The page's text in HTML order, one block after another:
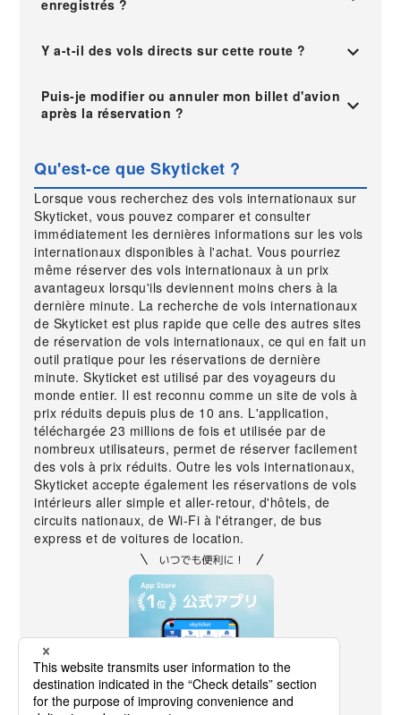
enregistrés ?
Y a-t-il des vols directs sur cette route ?
Puis-je modifier ou annuler mon billet d'avion
après la réservation ?
Qu'est-ce que Skyticket ?
Lorsque vous recherchez des vols internationaux sur
Skyticket, vous pouvez comparer et consulter
immédiatement les dernières informations sur les vols
internationaux disponibles à l'achat. Vous pourriez
même réserver des vols internationaux à un prix
avantageux lorsqu'ils deviennent moins chers à la
dernière minute. La recherche de vols internationaux
de Skyticket est plus rapide que celle des autres sites
de réservation de vols internationaux, ce qui en fait un
outil pratique pour les réservations de dernière
minute. Skyticket est utilisé par des voyageurs du
monde entier. Il est reconnu comme un site de vols à
prix réduits depuis plus de 10 ans. L'application,
téléchargée 23 millions de fois et utilisée par de
nombreux utilisateurs, permet de réserver facilement
des vols à prix réduits. Outre les vols internationaux,
Skyticket accepte également les réservations de vols
intérieurs aller simple et aller-retour, d'hôtels, de
circuits nationaux, de Wi-Fi à l'étranger, de bus
express et de voitures de location.